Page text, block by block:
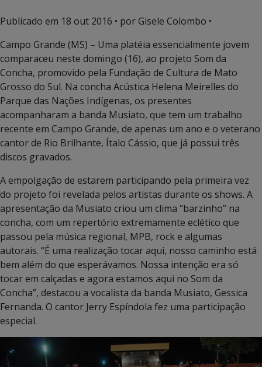
Publicado em 18 out 2016 • por Gisele Colombo •
Campo Grande (MS) – Uma platéia essencialmente jovem
comparaceu neste domingo (16), ao projeto Som da
Concha, promovido pela Fundação de Cultura de Mato
Grosso do Sul. Na concha Acústica Helena Meirelles do
Parque das Nações Indígenas, os presentes
acompanharam a banda Musiato, que tem um trabalho
recente em Campo Grande, de apenas um ano e o veterano
cantor de Rio Brilhante, Ítalo Cássio, que já possui três
discos gravados.
A empolgação de estarem participando pela primeira vez
do projeto foi revelada pelos artistas durante os shows. A
apresentação da Musiato criou um clima “barzinho” na
concha, com um repertório extremamente eclético que
passou pela música regional, MPB, rock e algumas
autorais. “É uma realização tocar aqui, nosso caminho está
bem além do que esperávamos. Nossa intenção era só
tocar em calçadas e agora estamos aqui no Som da
Concha”, destacou a vocalista da banda Musiato, Gessica
Fernanda. O cantor Jerry Espíndola fez uma participação
especial.